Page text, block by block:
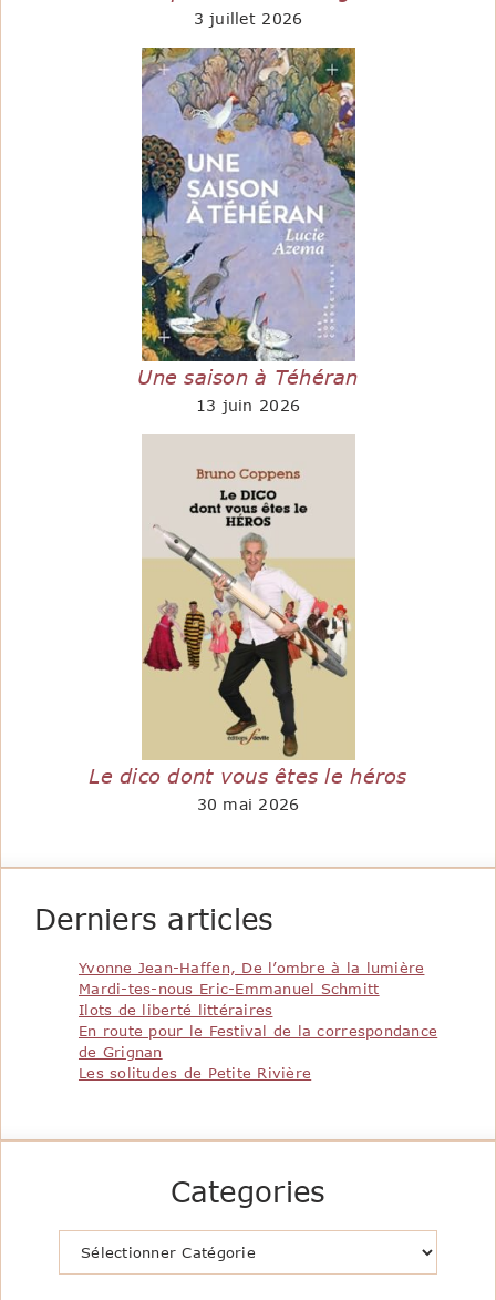
3 juillet 2026
Une saison à Téhéran
13 juin 2026
Le dico dont vous êtes le héros
30 mai 2026
Derniers articles
Yvonne Jean-Haffen, De l’ombre à la lumière
Mardi-tes-nous Eric-Emmanuel Schmitt
Ilots de liberté littéraires
En route pour le Festival de la correspondance
de Grignan
Les solitudes de Petite Rivière
Categories